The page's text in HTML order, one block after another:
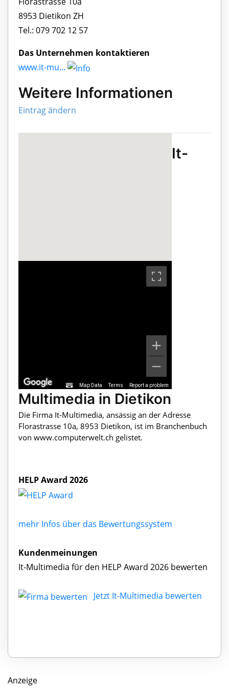
8953 Dietikon ZH
Tel.: 079 702 12 57
Das Unternehmen kontaktieren
www.it-mu...
Weitere Informationen
Eintrag ändern
Map Data Terms Report a problem
It-
Multimedia in Dietikon
Die Firma It-Multimedia, ansässig an der Adresse
Florastrasse 10a, 8953 Dietikon, ist im Branchenbuch
von www.computerwelt.ch gelistet.
HELP Award 2026
mehr Infos über das Bewertungssystem
Kundenmeinungen
It-Multimedia für den HELP Award 2026 bewerten
Jetzt It-Multimedia bewerten
Anzeige